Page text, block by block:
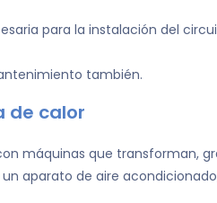
para la instalación del
también.
de calor
máquinas que transforman,
aparato de aire